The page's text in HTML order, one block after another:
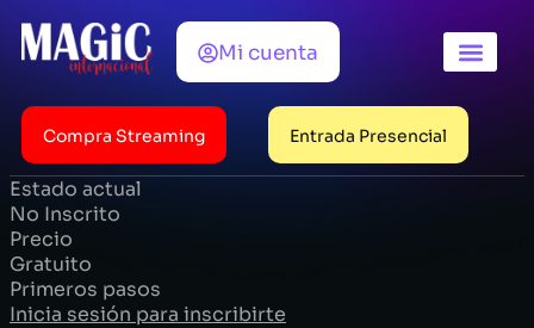
Entrada Presencial
Compra Streaming
Mi cuenta
Estado actual
No Inscrito
Precio
Gratuito
Primeros pasos
Inicia sesión para inscribirte